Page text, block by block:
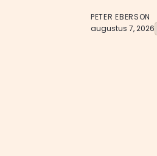
PETER EBERSON
augustus 7, 2026